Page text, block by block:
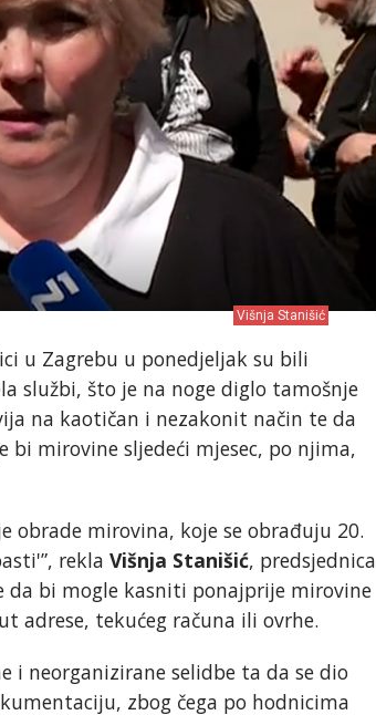
Višnja Stanišić
u Zagrebu u ponedjeljak su bili
službi, što je na noge diglo tamošnje
na kaotičan i nezakonit način te da
mirovine sljedeći mjesec, po njima,
obrade mirovina, koje se obrađuju 20.
rekla Višnja Stanišić, predsjednica
da bi mogle kasniti ponajprije mirovine
adrese, tekućeg računa ili ovrhe.
i neorganizirane selidbe ta da se dio
zbog čega po hodnicima